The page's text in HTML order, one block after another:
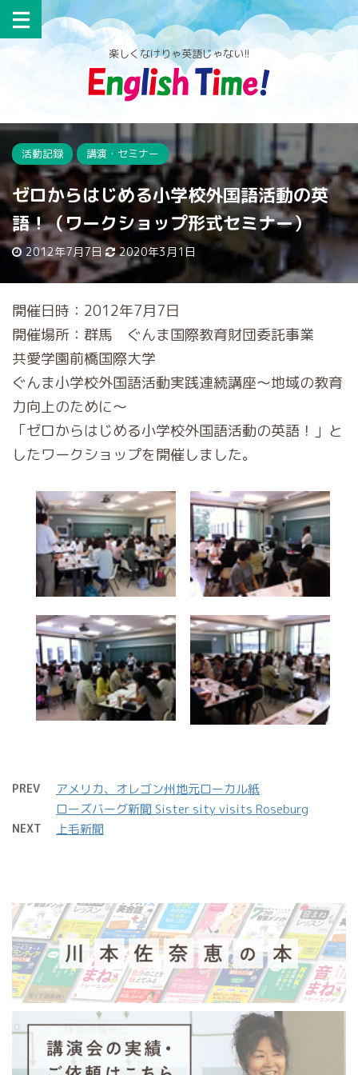
楽しくなけりゃ英語じゃない!!
活動記録 講演・セミナー
ゼロからはじめる小学校外国語活動の英
語！（ワークショップ形式セミナー）
2012年7月7日 2020年3月1日
開催日時：2012年7月7日
開催場所：群馬 ぐんま国際教育財団委託事業
共愛学園前橋国際大学
ぐんま小学校外国語活動実践連続講座～地域の教育
力向上のために～
「ゼロからはじめる小学校外国語活動の英語！」と
したワークショップを開催しました。
PREV
アメリカ、オレゴン州地元ローカル紙
ローズバーグ新聞 Sister sity visits Roseburg
NEXT 上毛新聞